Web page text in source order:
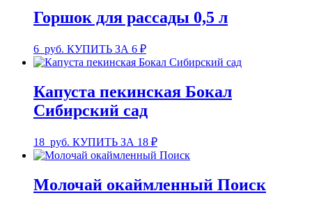
Горшок для рассады 0,5 л
6 руб. КУПИТЬ ЗА 6 ₽
Капуста пекинская Бокал
Сибирский сад
18 руб. КУПИТЬ ЗА 18 ₽
Молочай окаймленный Поиск